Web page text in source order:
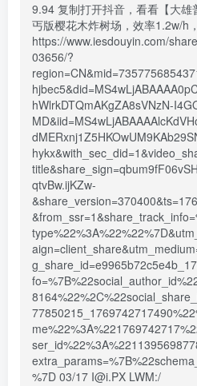
9.94 复制打开抖音，看看【大雄
丐版樱花木炸树场，效率1.2w/h
https://www.iesdouyin.com/
03656/?
hWlrkDTQmAKgZA8sVNzN-
qtvBw.ijKZw-
%7D 03/17 I@i.PX LWM:/